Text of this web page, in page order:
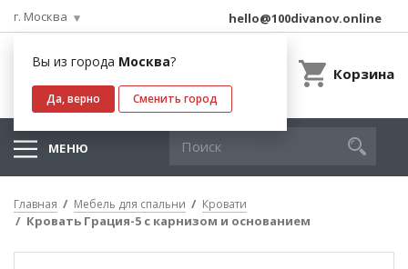
г. Москва
Вы из города Москва?
Да, верно Сменить город
hello@100divanov.online
Корзина
МЕНЮ
Главная Мебель для спальни Кровати
Кровать Грация-5 с карнизом и основанием